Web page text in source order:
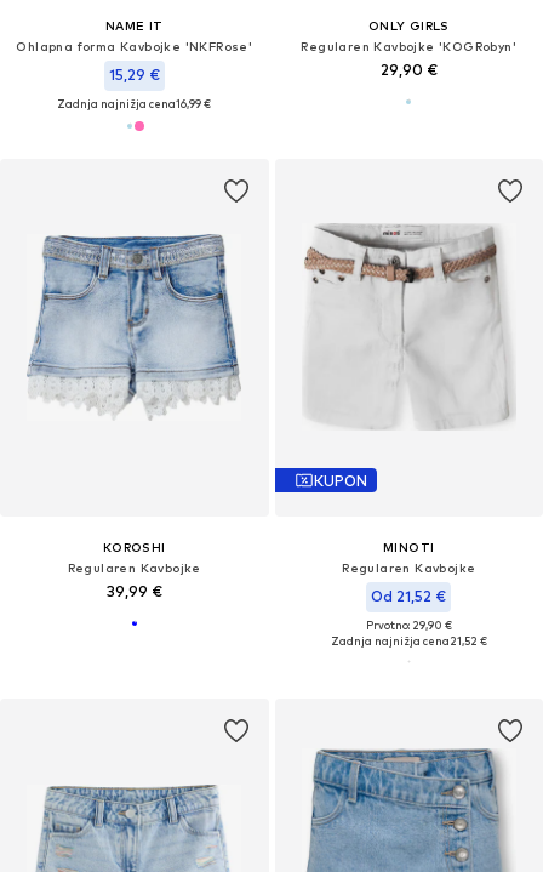
NAME IT
Ohlapna forma Kavbojke 'NKFRose'
15,29 €
Zadnja najnižja cena16,99 €
ONLY GIRLS
Regularen Kavbojke 'KOGRobyn'
29,90 €
KOROSHI
Regularen Kavbojke
39,99 €
KUPON
MINOTI
Regularen Kavbojke
Od 21,52 €
Prvotno: 29,90 €
Zadnja najnižja cena21,52 €